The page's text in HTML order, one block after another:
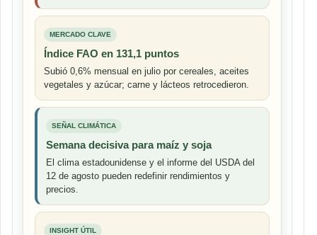
MERCADO CLAVE
Índice FAO en 131,1 puntos
Subió 0,6% mensual en julio por cereales, aceites
vegetales y azúcar; carne y lácteos retrocedieron.
SEÑAL CLIMÁTICA
Semana decisiva para maíz y soja
El clima estadounidense y el informe del USDA del
12 de agosto pueden redefinir rendimientos y
precios.
INSIGHT ÚTIL